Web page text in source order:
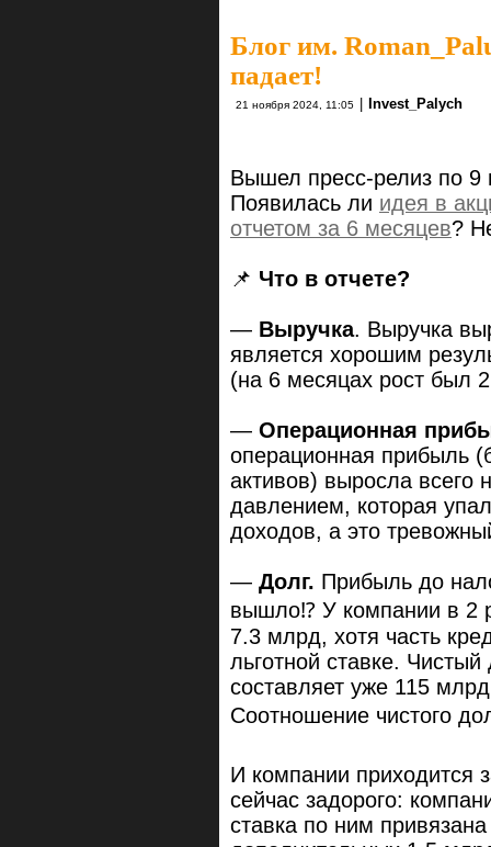
Блог им.
падает!
21 ноября 2024, 11:05 | Invest_Palych
Вышел пресс-релиз по 9
Появилась ли идея в
отчетом за 6 месяцев?
📌 Что в отчете?
— Выручка. Выручка
является хорошим
(на 6 месяцах рост был
— Операционная
операционная прибыль
активов) выросла всего
давлением, которая
доходов, а это
— Долг. Прибыль до
вышло⁉️ У компании в 2
7.3 млрд, хотя часть
льготной ставке.
составляет уже 115
Соотношение чистого
И компании приходится
сейчас задорого:
ставка по ним